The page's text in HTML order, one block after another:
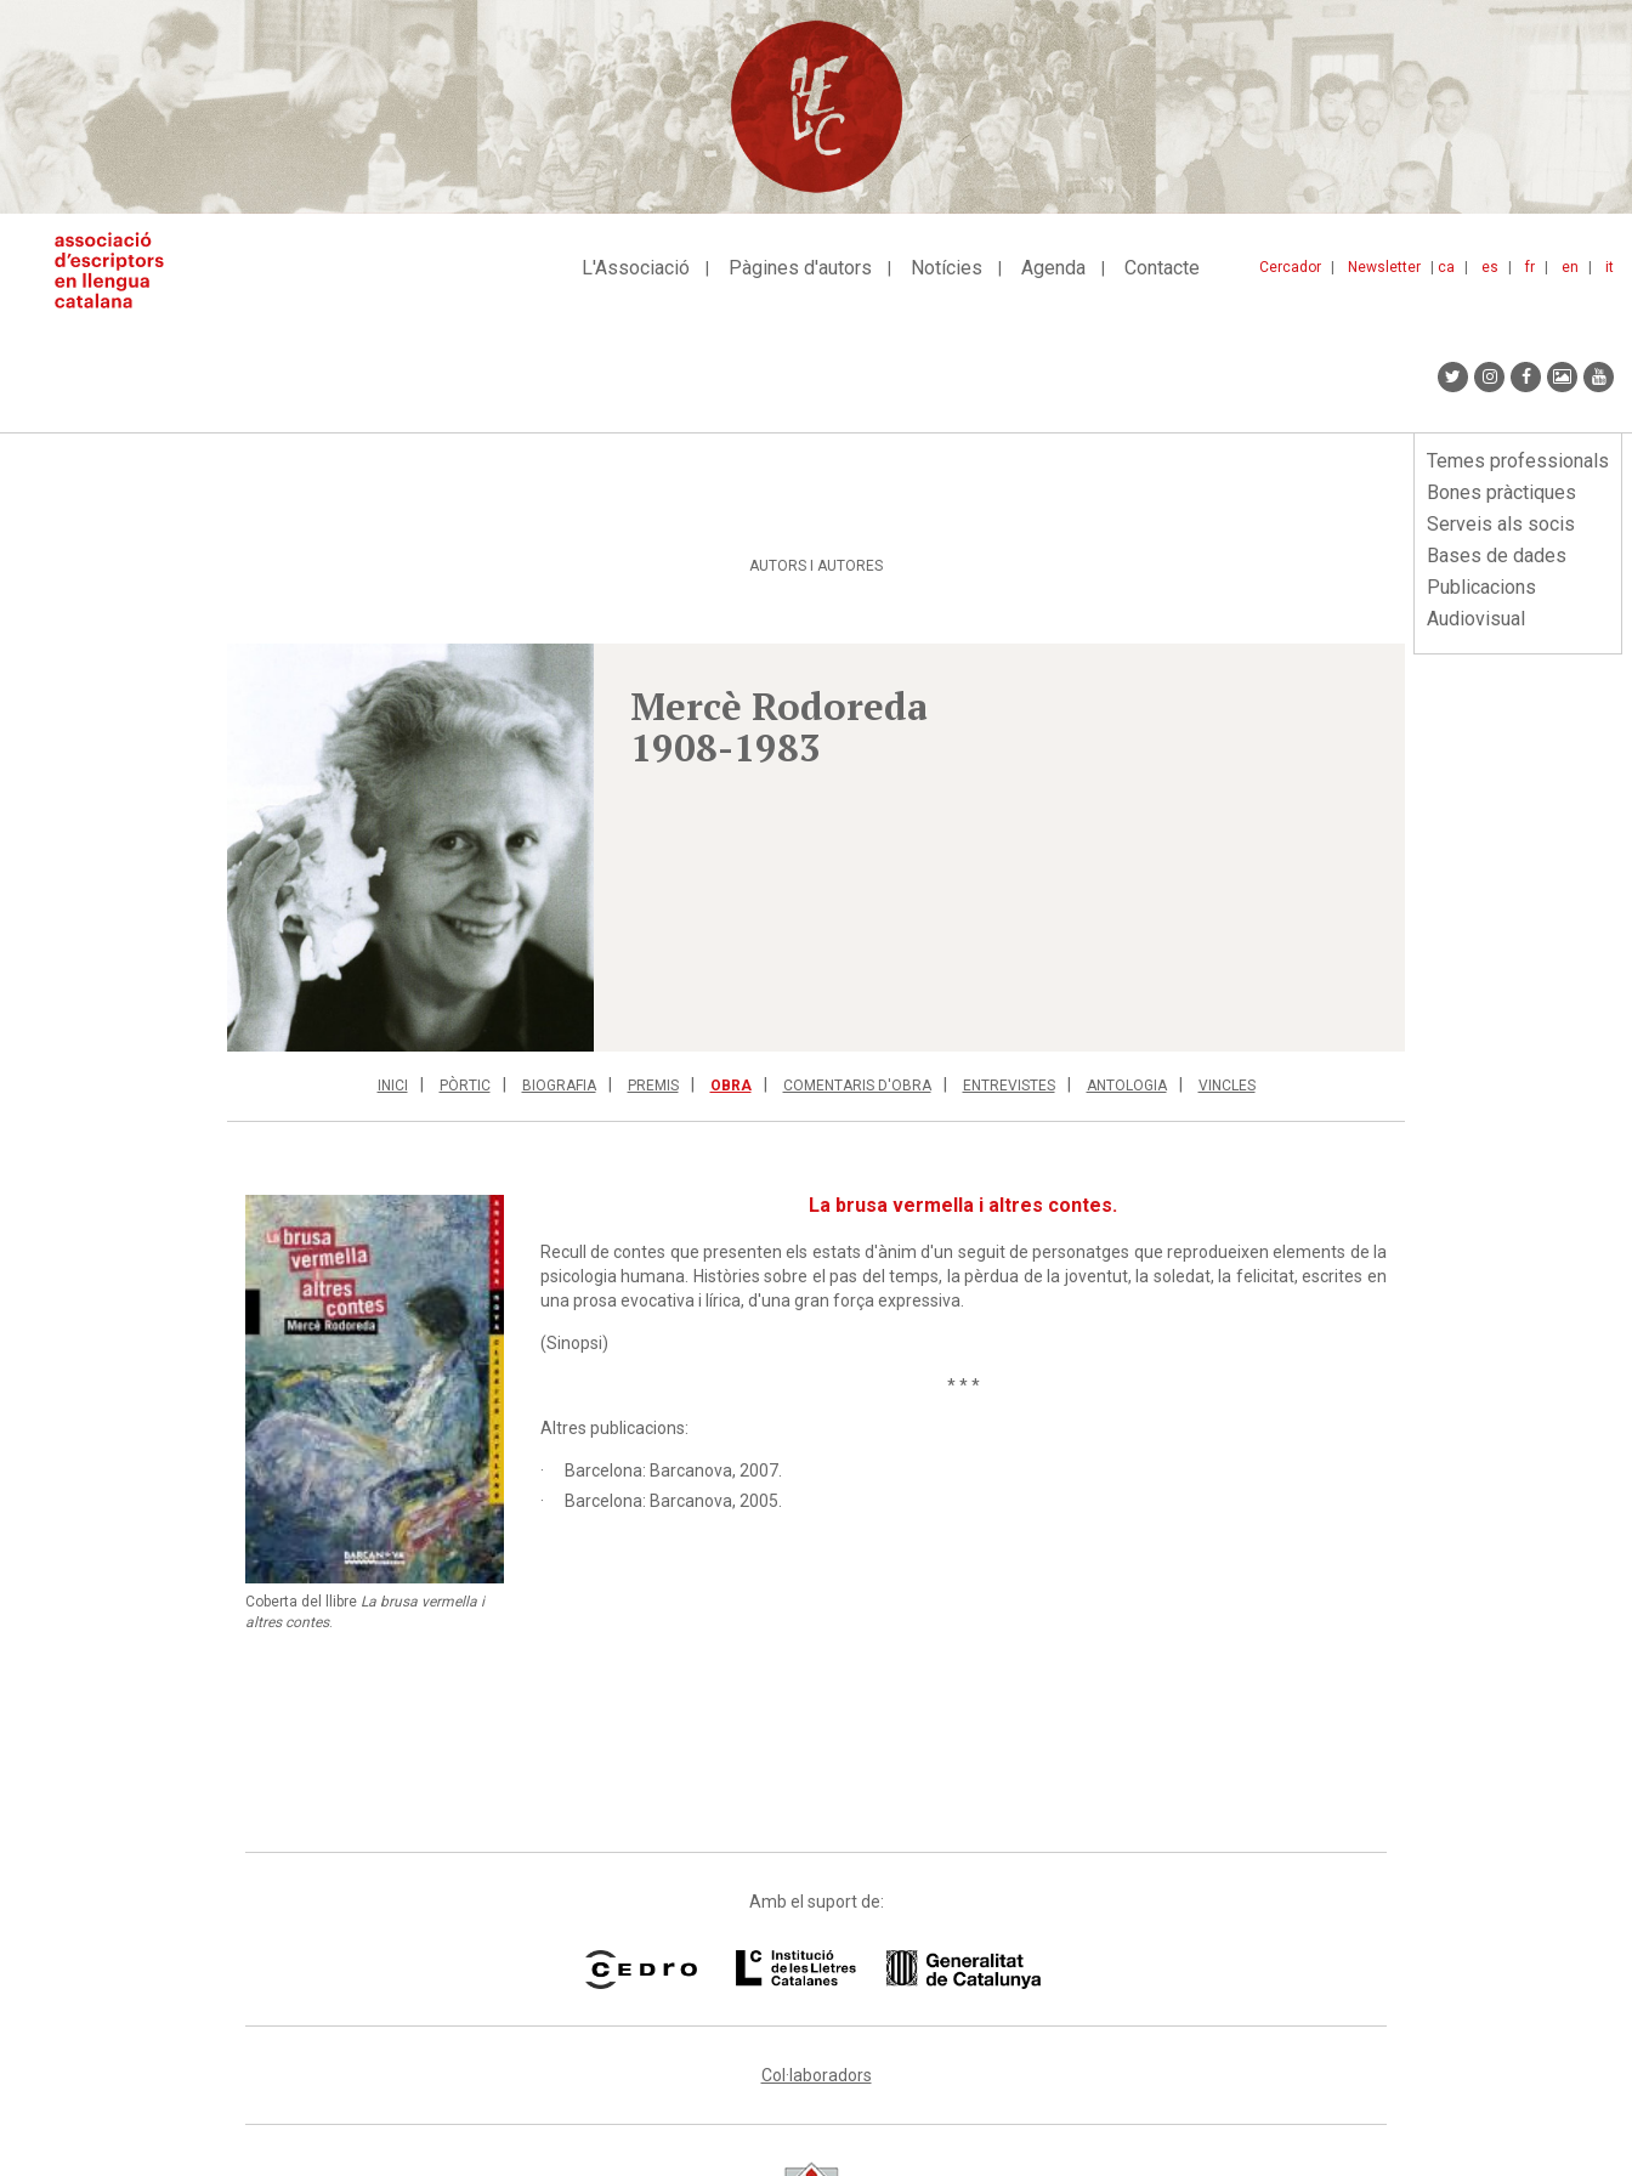
contingut
ca es fr en it
Cercador Newsletter
L'Associació Pàgines d'autors Notícies Agenda Contacte
Menu
lateral
Temes professionals
Bones pràctiques
Serveis als socis
Bases de dades
Publicacions
Audiovisual
AUTORS I AUTORES
Mercè Rodoreda
1908-1983
INICI PÒRTIC BIOGRAFIA PREMIS OBRA COMENTARIS D'OBRA ENTREVISTES ANTOLOGIA VINCLES
Coberta del llibre La brusa vermella i
altres contes.
La brusa vermella i altres contes.
Recull de contes que presenten els estats d'ànim d'un seguit de personatges que reprodueixen elements de la
psicologia humana. Històries sobre el pas del temps, la pèrdua de la joventut, la soledat, la felicitat, escrites en
una prosa evocativa i lírica, d'una gran força expressiva.
(Sinopsi)
* * *
Altres publicacions:
Barcelona: Barcanova, 2007.
Barcelona: Barcanova, 2005.
Amb el suport de:
Col·laboradors